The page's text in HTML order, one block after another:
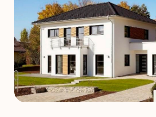
Фундамент
плита 250 мм с рёбрами
жесткости
Материал
дома
газобетон
Перекрытие монолит
Кровля эксплуатируемаямягкая черепица